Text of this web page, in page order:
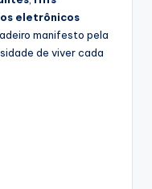
eletrônicos
manifesto pela
de viver cada